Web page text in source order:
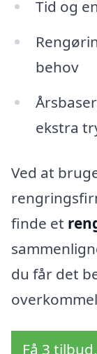
Tid og
behov
ekstra
Ved at
finde et
du får det
Få 3